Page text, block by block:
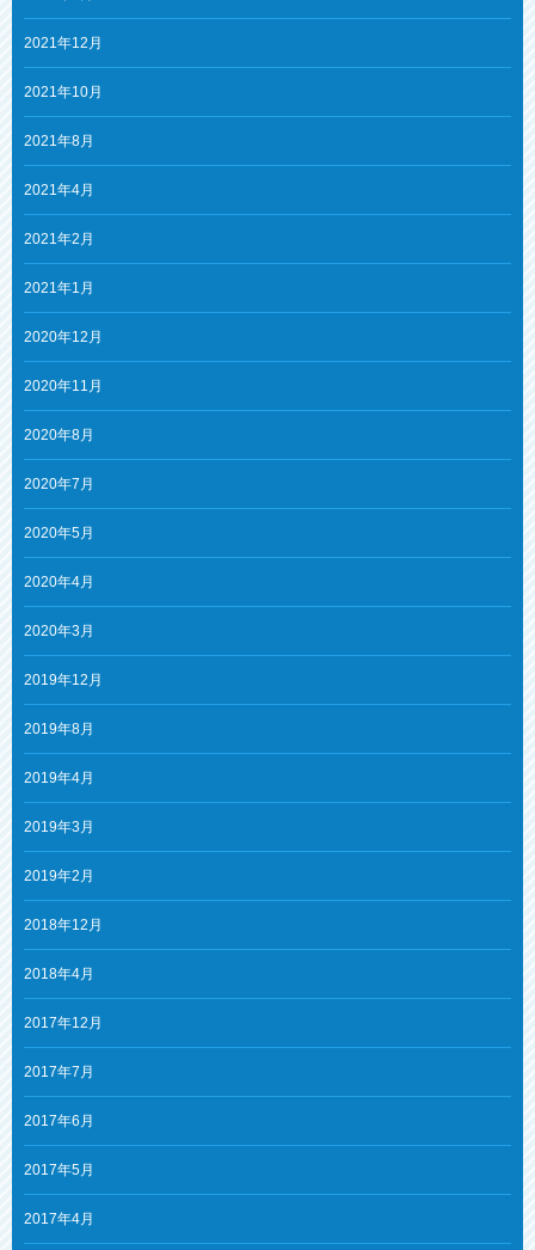
2021年12月
2021年10月
2021年8月
2021年4月
2021年2月
2021年1月
2020年12月
2020年11月
2020年8月
2020年7月
2020年5月
2020年4月
2020年3月
2019年12月
2019年8月
2019年4月
2019年3月
2019年2月
2018年12月
2018年4月
2017年12月
2017年7月
2017年6月
2017年5月
2017年4月